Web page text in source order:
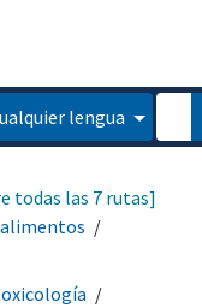
lengua
y
alimentos
todas las 7 rutas]